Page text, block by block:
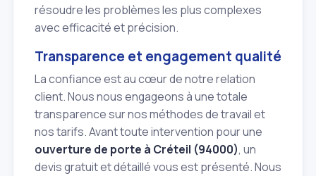
résoudre les problèmes les plus complexes
avec efficacité et précision.
Transparence et engagement qualité
La confiance est au cœur de notre relation
client. Nous nous engageons à une totale
transparence sur nos méthodes de travail et
nos tarifs. Avant toute intervention pour une
ouverture de porte à Créteil (94000), un
devis gratuit et détaillé vous est présenté. Nous